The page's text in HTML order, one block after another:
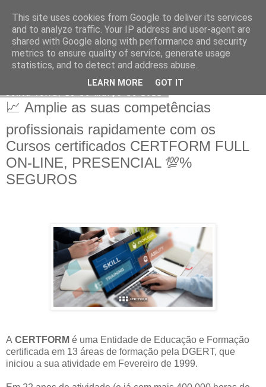
CERTFORM
📈 Amplie as suas competências
profissionais rapidamente com os
Cursos certificados CERTFORM FULL
ON-LINE, PRESENCIAL 💯%
SEGUROS
A CERTFORM é uma Entidade de Educação e Formação
certificada em 13 áreas de formação pela DGERT, que
iniciou a sua atividade em Fevereiro de 1999.
This site uses cookies from Google to deliver its services
and to analyze traffic. Your IP address and user-agent are
shared with Google along with performance and security
metrics to ensure quality of service, generate usage
statistics, and to detect and address abuse.
LEARN MORE GOT IT